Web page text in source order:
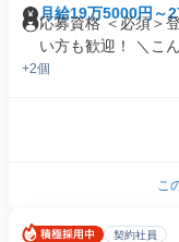
月給19万5000円～
応募資格 ＜必須＞
い方も歓迎！ ＼こん
+2個
こ
契約社員